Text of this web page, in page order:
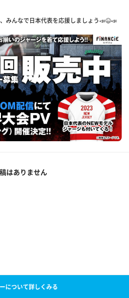
みんなで日本代表を応援しましょう📣😆📣
はありません
について詳しくみる